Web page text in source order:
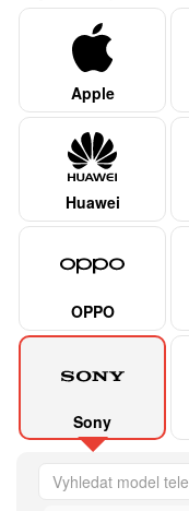
Apple
Huawei
OPPO
Sony